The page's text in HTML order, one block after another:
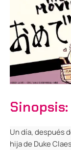
Sinopsis:
Un día, después
hija de Duke